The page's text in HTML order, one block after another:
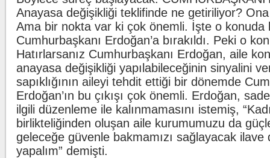
Anayasa değişikliği teklifinde ne getiriliyor?
Ama bir nokta var ki çok önemli. İşte o konuda
Cumhurbaşkanı Erdoğan’a bırakıldı. Peki o
Hatırlarsanız Cumhurbaşkanı Erdoğan, aile
anayasa değişikliği yapılabileceğinin sinyalini
sapıklığının aileyi tehdit ettiği bir dönemde
Erdoğan’ın bu çıkışı çok önemli. Erdoğan,
ilgili düzenleme ile kalınmamasını istemiş,
birlikteliğinden oluşan aile kurumumuzu da
geleceğe güvenle bakmamızı sağlayacak ilave
yapalım” demişti.